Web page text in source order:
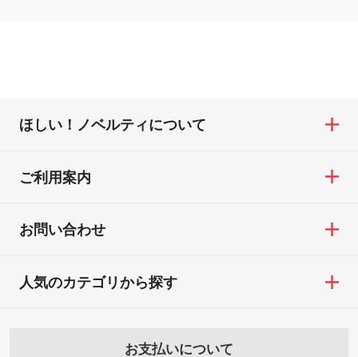
ほしい！ノベルティについて
ご利用案内
お問い合わせ
お支払いについて
人気のカテゴリから探す